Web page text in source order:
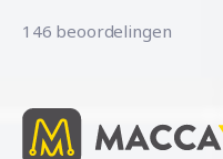
146 beoordelingen